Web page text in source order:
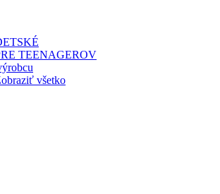
TEENAGEROV
všetko